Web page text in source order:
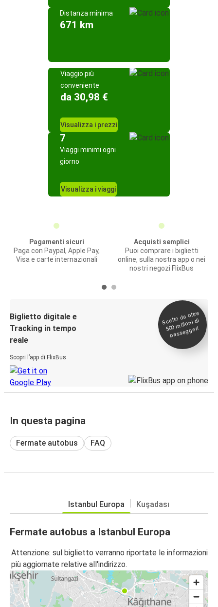
Distanza minima
671 km
Viaggio più
conveniente
da 30,98 €
Visualizza i prezzi
7
Viaggi minimi ogni
giorno
Visualizza i viaggi
Pagamenti sicuri
Paga con Paypal, Apple Pay,
Visa e carte internazionali
Acquisti semplici
Puoi comprare i biglietti
online, sulla nostra app o nei
nostri negozi FlixBus
Biglietto digitale e
Tracking in tempo
reale
Scopri l’app di FlixBus
Scelto da oltre
500
milioni di
passeggeri
In questa pagina
Fermate autobus FAQ
Istanbul Europa Kuşadası
Fermate autobus a Istanbul Europa
Attenzione: sul biglietto verranno riportate le informazioni
più aggiornate relative all'indirizzo.